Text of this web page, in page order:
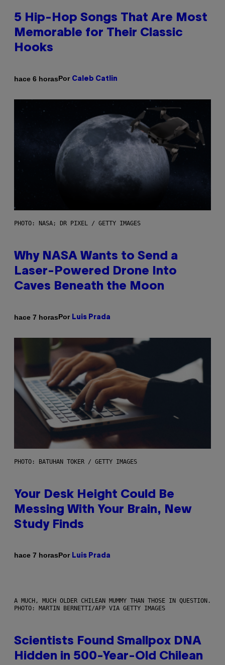
5 Hip-Hop Songs That Are Most
Memorable for Their Classic
Hooks
hace 6 horasPor Caleb Catlin
PHOTO: NASA; DR PIXEL / GETTY IMAGES
Why NASA Wants to Send a
Laser-Powered Drone Into
Caves Beneath the Moon
hace 7 horasPor Luis Prada
PHOTO: BATUHAN TOKER / GETTY IMAGES
Your Desk Height Could Be
Messing With Your Brain, New
Study Finds
hace 7 horasPor Luis Prada
A MUCH, MUCH OLDER CHILEAN MUMMY THAN THOSE IN QUESTION.
PHOTO: MARTIN BERNETTI/AFP VIA GETTY IMAGES
Scientists Found Smallpox DNA
Hidden in 500-Year-Old Chilean